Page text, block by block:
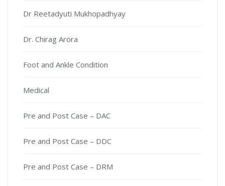
Dr Reetadyuti Mukhopadhyay
Dr. Chirag Arora
Foot and Ankle Condition
Medical
Pre and Post Case – DAC
Pre and Post Case – DDC
Pre and Post Case – DRM